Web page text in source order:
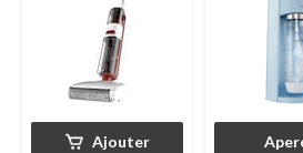
Ajouter